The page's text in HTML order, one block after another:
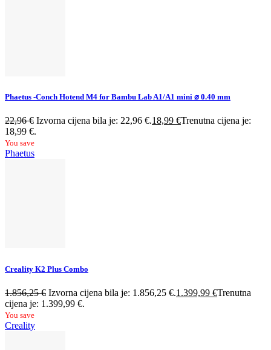
Phaetus -Conch Hotend M4 for Bambu Lab A1/A1 mini ⌀ 0.40 mm
22,96€ Izvorna cijena bila je: 22,96 €.18,99 €Trenutna cijena je:
18,99 €.
You save
Phaetus
Creality K2 Plus Combo
1.856,25€ Izvorna cijena bila je: 1.856,25 €.1.399,99 €Trenutna
cijena je: 1.399,99 €.
You save
Creality